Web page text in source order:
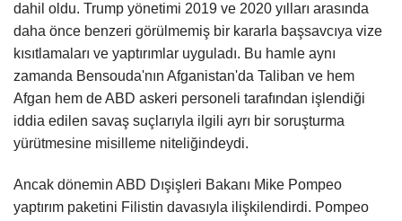
dahil oldu. Trump yönetimi 2019 ve 2020 yılları arasında
daha önce benzeri görülmemiş bir kararla başsavcıya vize
kısıtlamaları ve yaptırımlar uyguladı. Bu hamle aynı
zamanda Bensouda'nın Afganistan'da Taliban ve hem
Afgan hem de ABD askeri personeli tarafından işlendiği
iddia edilen savaş suçlarıyla ilgili ayrı bir soruşturma
yürütmesine misilleme niteliğindeydi.
Ancak dönemin ABD Dışişleri Bakanı Mike Pompeo
yaptırım paketini Filistin davasıyla ilişkilendirdi. Pompeo